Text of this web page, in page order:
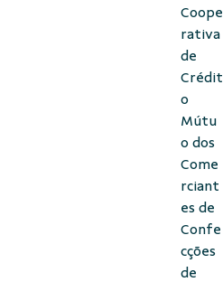
Coope
rativa
de
Crédit
o
Mútu
o dos
Come
rciant
es de
Confe
cções
de